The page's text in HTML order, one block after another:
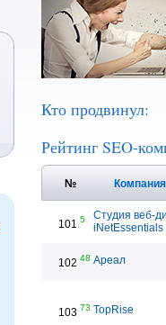
Кто продвинул:
Рейтинг SEO-
№
101 5
Студия веб-
iNetEssentials
102 48 Ареал
103 73 TopRise